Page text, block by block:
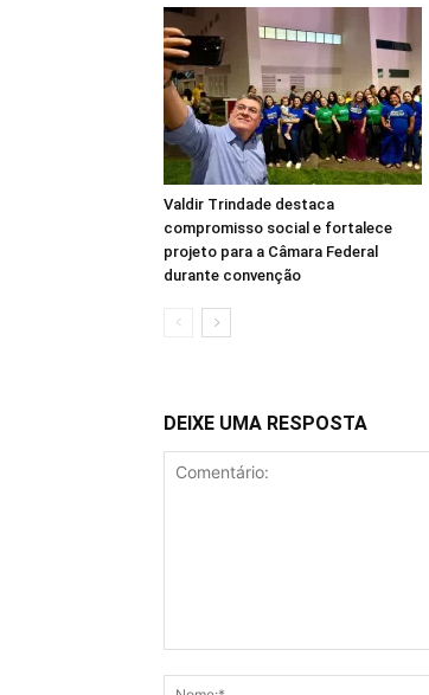
Valdir Trindade destaca
compromisso social e fortalece
projeto para a Câmara Federal
durante convenção
DEIXE UMA RESPOSTA